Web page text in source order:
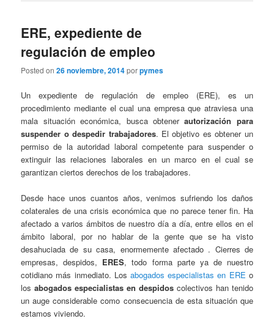
ERE, expediente de
regulación de empleo
Posted on26 noviembre, 2014porpymes
Un expediente de regulación de empleo (ERE), es un
procedimiento mediante el cual una empresa que atraviesa una
mala situación económica, busca obtenerautorización para
suspender o despedir trabajadores. El objetivo es obtener un
permiso de la autoridad laboral competente para suspender o
extinguir las relaciones laborales en un marco en el cual se
garantizan ciertos derechos de los trabajadores.
Desde hace unos cuantos años, venimos sufriendo los daños
colaterales de una crisis económica que no parece tener fin. Ha
afectado a varios ámbitos de nuestro día a día, entre ellos en el
ámbito laboral, por no hablar de la gente que se ha visto
desahuciada de su casa, enormemente afectado . Cierres de
empresas, despidos, ERES, todo forma parte ya de nuestro
cotidiano más inmediato. Los abogados especialistas en ERE o
losabogados especialistas en despidos colectivos han tenido
un auge considerable como consecuencia de esta situación que
estamos viviendo.